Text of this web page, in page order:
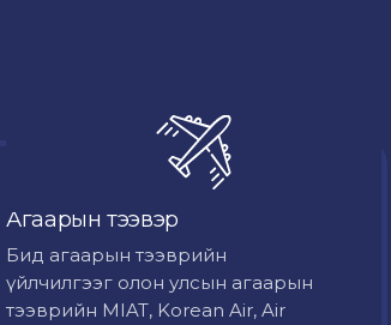
Агаарын тээвэр
Бид агаарын тээврийн
үйлчилгээг олон улсын агаарын
тээврийн MIAT, Korean Air, Air